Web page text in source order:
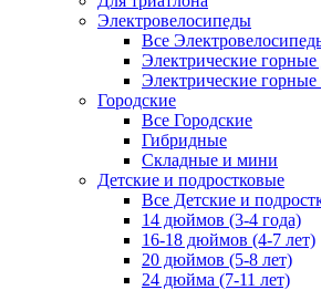
Электровелосипеды
Все
Электрические
Электрические
Городские
Все Городские
Гибридные
Складные и мини
Детские и подростковые
Все Детские и
14 дюймов (3-4 года)
16-18 дюймов (4-7 лет)
20 дюймов (5-8 лет)
24 дюйма (7-11 лет)